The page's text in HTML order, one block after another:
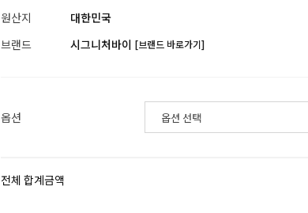
원산지
대한민국
브랜드
시그니처바이 [브랜드 바로가기]
옵션
전체 합계금액